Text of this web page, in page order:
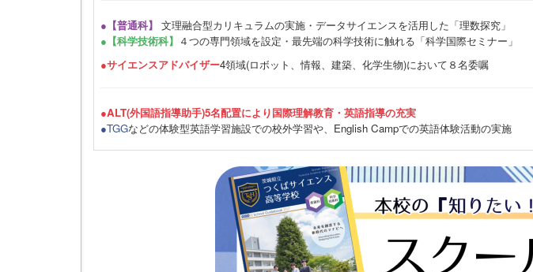
●【普通科】 文理融合型カリキュラムの実施・データサイエンスを活用した「理数探究」
●【科学技術科】 ４つの専門領域を設定・最先端の科学技術に触れる「科学国際セミナー」
●サイエンスアドバイザー4領域(ロボット、情報、建築、化学生物)において８名委嘱
●ALT(外国語指導助手)5名配置により国際理解教育・英語指導の充実
●TGGなどの体験型英語学習施設での校外学習や、English Campでの英語体験活動の実施